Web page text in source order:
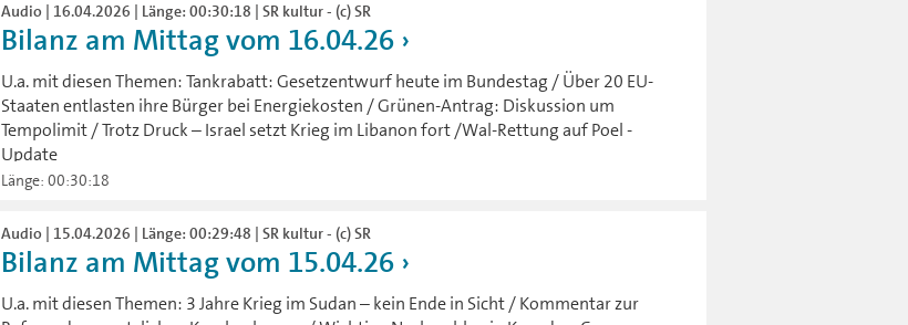
Audio | 16.04.2026 | Länge: 00:30:18 | SR kultur - (c) SR
Bilanz am Mittag vom 16.04.26
U.a. mit diesen Themen: Tankrabatt: Gesetzentwurf heute im Bundestag / Über 20 EU-
Staaten entlasten ihre Bürger bei Energiekosten / Grünen-Antrag: Diskussion um
Tempolimit / Trotz Druck – Israel setzt Krieg im Libanon fort /Wal-Rettung auf Poel -
Update
Länge: 00:30:18
Audio | 15.04.2026 | Länge: 00:29:48 | SR kultur - (c) SR
Bilanz am Mittag vom 15.04.26
U.a. mit diesen Themen: 3 Jahre Krieg im Sudan – kein Ende in Sicht / Kommentar zur